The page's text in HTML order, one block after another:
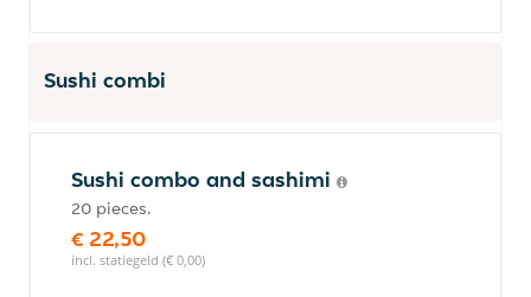
Sushi combi
Sushi combo and sashimi
20 pieces.
€ 22,50
incl. statiegeld (€ 0,00)